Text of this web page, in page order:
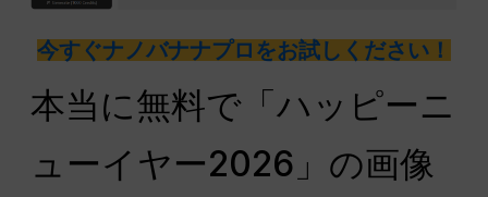
今すぐナノバナナプロをお試しください！
本当に無料で「ハッピーニ
ューイヤー2026」の画像